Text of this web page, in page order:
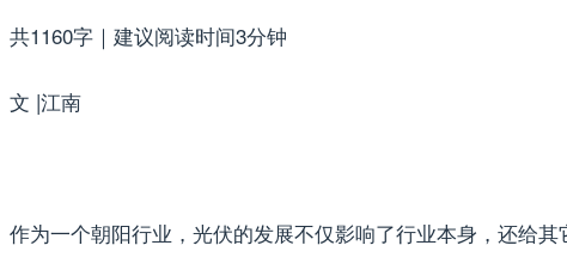
共1160字｜建议阅读时间3分钟
文 |江南
作为一个朝阳行业，光伏的发展不仅影响了行业本身，还给